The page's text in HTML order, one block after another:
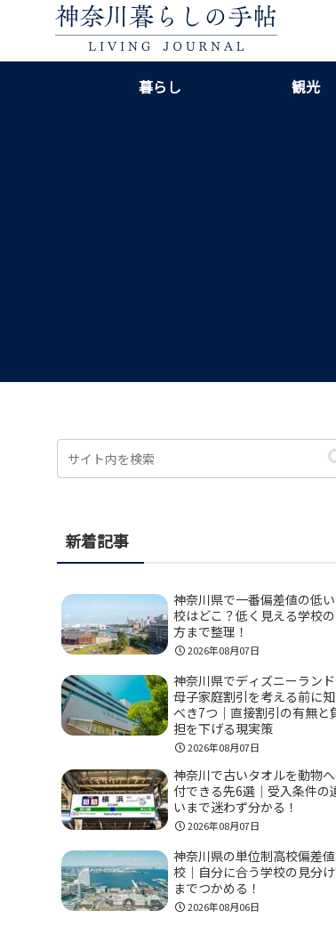
暮らし 観光
新着記事
神奈川県で一番偏差値の低
校はどこ？低く見える学校
方まで整理！
2026年08月07日
神奈川県でディズニーラン
母子家庭割引を考える前に
べき7つ｜直接割引の有無と
担を下げる現実策
2026年08月07日
神奈川で古いタオルを動物
付できる先6選｜受入条件の
いまで迷わず分かる！
2026年08月07日
神奈川県の単位制高校偏差
校｜自分に合う学校の見分
までつかめる！
2026年08月06日